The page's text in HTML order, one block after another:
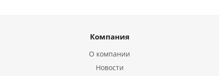
Компания
О компании
Новости